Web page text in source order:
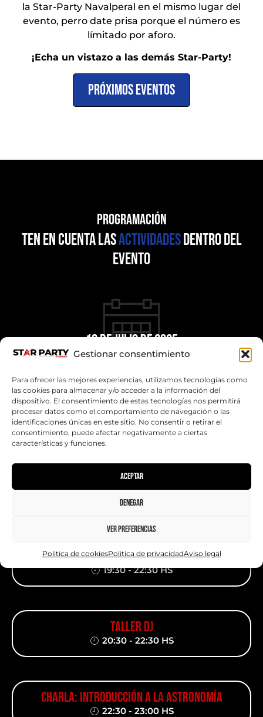
Gestionar consentimiento
Para ofrecer las mejores experiencias, utilizamos tecnologías como
las cookies para almacenar y/o acceder a la información del
dispositivo. El consentimiento de estas tecnologías nos permitirá
procesar datos como el comportamiento de navegación o las
identificaciones únicas en este sitio. No consentir o retirar el
consentimiento, puede afectar negativamente a ciertas
características y funciones.
Aceptar
Denegar
Ver preferencias
Politica de cookiesPolitica de privacidadAviso legal
la Star-Party Navalperal en el mismo lugar del
evento, perro date prisa porque el número es
límitado por aforo.
¡Echa un vistazo a las demás Star-Party!
próximos eventos
PROGRAMACIÓN
ten en cuenta lasactividadesdentro del
evento
19 de juLio de 2025
desde las 19.00hs a las 01.30hs
TALLER COHETES DE AGUA
19:00 - 20:30 HS
TALLER SOLAR
19:30 - 20:30 HS
TALLER PINTURA LUMINISCENTE
19:30 - 22:30 HS
TALLER DJ
20:30 - 22:30 HS
CHARLA: INTRODUCCIÓN A LA ASTRONOMÍA
22:30 - 23:00 HS